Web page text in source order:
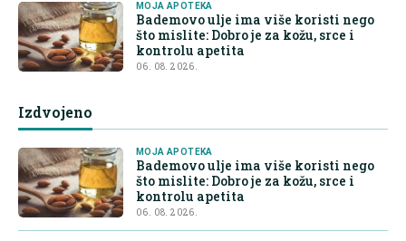
MOJA APOTEKA
Bademovo ulje ima više koristi nego
što mislite: Dobro je za kožu, srce i
kontrolu apetita
06. 08. 2026.
Izdvojeno
MOJA APOTEKA
Bademovo ulje ima više koristi nego
što mislite: Dobro je za kožu, srce i
kontrolu apetita
06. 08. 2026.